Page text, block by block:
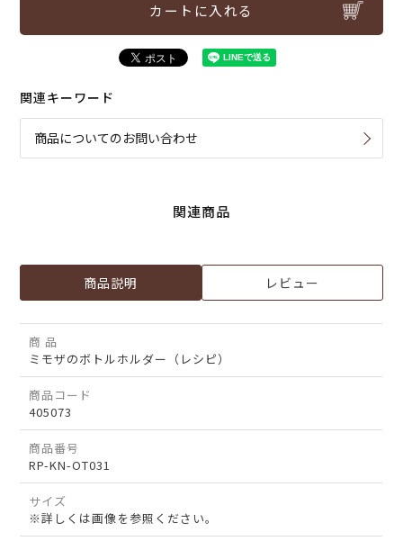
カートに入れる
関連キーワード
商品についてのお問い合わせ
関連商品
商品説明 レビュー
商 品
ミモザのボトルホルダー（レシピ）
商品コード
405073
商品番号
RP-KN-OT031
サイズ
※詳しくは画像を参照ください。